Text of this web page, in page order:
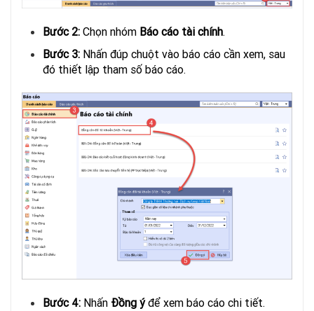
Bước 2: Chọn nhóm Báo cáo tài chính.
Bước 3: Nhấn đúp chuột vào báo cáo cần xem, sau
đó thiết lập tham số báo cáo.
Bước 4: Nhấn Đồng ýđể xem báo cáo chi tiết.